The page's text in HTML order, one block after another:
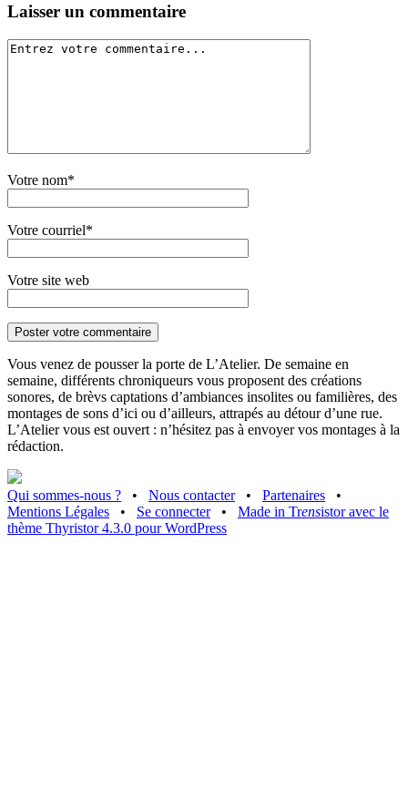
Laisser un commentaire
Votre nom*
Votre courriel*
Votre site web
Vous venez de pousser la porte de L’Atelier. De semaine en
semaine, différents chroniqueurs vous proposent des créations
sonores, de brèvs captations d’ambiances insolites ou familières, des
montages de sons d’ici ou d’ailleurs, attrapés au détour d’une rue.
L’Atelier vous est ouvert : n’hésitez pas à envoyer vos montages à la
rédaction.
Qui sommes-nous ? • Nous contacter • Partenaires
•
Mentions Légales
• Se connecter • Made in Trensistor avec le
thème Thyristor 4.3.0 pour WordPress